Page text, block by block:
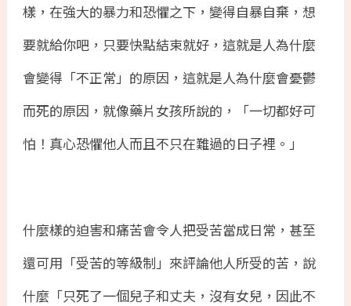
樣，在強大的暴力和恐懼之下，變得自暴自棄，想
要就給你吧，只要快點結束就好，這就是人為什麼
會變得「不正常」的原因，這就是人為什麼會憂鬱
而死的原因，就像藥片女孩所說的，「一切都好可
怕！真心恐懼他人而且不只在難過的日子裡。」
什麼樣的迫害和痛苦會令人把受苦當成日常，甚至
還可用「受苦的等級制」來評論他人所受的苦，說
什麼「只死了一個兒子和丈夫，沒有女兒，因此不